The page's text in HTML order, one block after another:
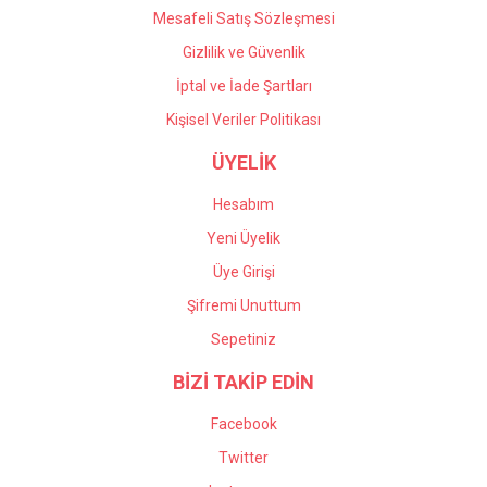
Mesafeli Satış Sözleşmesi
Gizlilik ve Güvenlik
İptal ve İade Şartları
Kişisel Veriler Politikası
ÜYELİK
Hesabım
Yeni Üyelik
Üye Girişi
Şifremi Unuttum
Sepetiniz
BİZİ TAKİP EDİN
Facebook
Twitter